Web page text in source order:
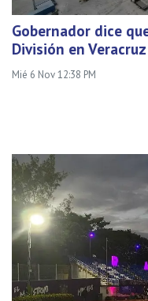
Gobernador dice
División en
Mié 6 Nov 12:38 PM